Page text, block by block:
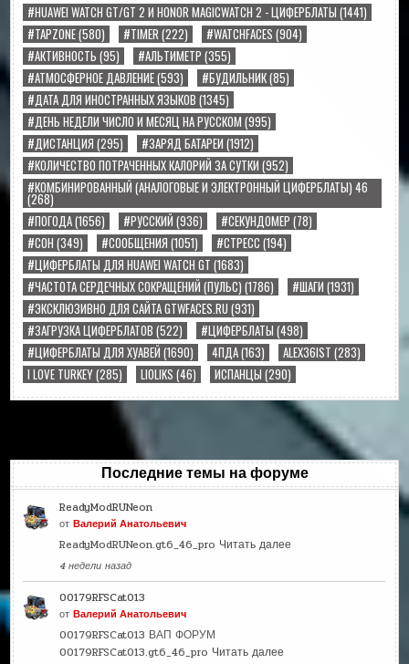
#HUAWEI WATCH GT/GT 2 И HONOR MAGICWATCH 2 - ЦИФЕРБЛАТЫ (1441)
#TAPZONE(580) #TIMER (222) #WATCHFACES (904)
#АКТИВНОСТЬ (95) #АЛЬТИМЕТР (355)
#АТМОСФЕРНОЕ ДАВЛЕНИЕ(593) #БУДИЛЬНИК(85)
#ДАТА ДЛЯ ИНОСТРАННЫХ ЯЗЫКОВ (1345)
#ДЕНЬ НЕДЕЛИ ЧИСЛО И МЕСЯЦ НА РУССКОМ (995)
#ДИСТАНЦИЯ (295) #ЗАРЯД БАТАРЕИ (1912)
#КОЛИЧЕСТВО ПОТРАЧЕННЫХ КАЛОРИЙ ЗА СУТКИ (952)
#КОМБИНИРОВАННЫЙ (АНАЛОГОВЫЕ И ЭЛЕКТРОННЫЙ ЦИФЕРБЛАТЫ) 46
(268)
#ПОГОДА(1656) #РУССКИЙ (936) #СЕКУНДОМЕР (78)
#СОН (349) #СООБЩЕНИЯ (1051) #СТРЕСС (194)
#ЦИФЕРБЛАТЫ ДЛЯ HUAWEI WATCH GT (1683)
#ЧАСТОТА СЕРДЕЧНЫХ СОКРАЩЕНИЙ (ПУЛЬС) (1786) #ШАГИ (1931)
#ЭКСКЛЮЗИВНО ДЛЯ САЙТА GTWFACES.RU (931)
#ЗАГРУЗКА ЦИФЕРБЛАТОВ (522) #ЦИФЕРБЛАТЫ (498)
#ЦИФЕРБЛАТЫ ДЛЯ ХУАВЕЙ (1690) 4ПДА(163) ALEX36IST (283)
I LOVE TURKEY(285) LIOLIKS (46) ИСПАНЦЫ (290)
Последние темы на форуме
ReadyModRUNeon
отВалерий Анатольевич
ReadyModRUNeon.gt6_46_pro Читать далее
4 недели назад
00179RFSCat013
отВалерий Анатольевич
00179RFSCat013 ВАП ФОРУМ
00179RFSCat013.gt6_46_pro Читать далее